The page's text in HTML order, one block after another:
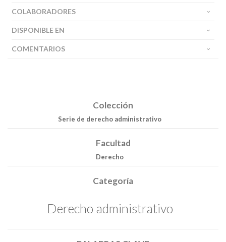
COLABORADORES
DISPONIBLE EN
COMENTARIOS
Colección
Serie de derecho administrativo
Facultad
Derecho
Categoría
Derecho administrativo